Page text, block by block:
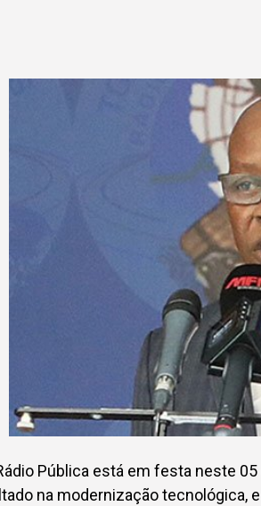
Pública está em festa neste
na modernização tecnológica,